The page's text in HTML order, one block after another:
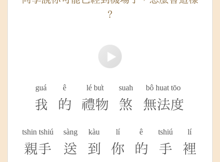
?
guá
我
ê
的
lé bu̍t
禮物
suah
煞
bô huat tōo
無法度
tshin tshiú
親手
sàng
送
kàu
到
lí
你
ê
的
tshiú
手
lí
裡